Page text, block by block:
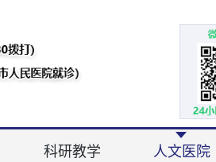
科研教学 人文医院